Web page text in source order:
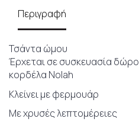
Περιγραφή
Τσάντα ώμου
Έρχεται σε συσκευασία
κορδέλα Nolah
Κλείνει με φερμουάρ
Με χρυσές λεπτομέρειες